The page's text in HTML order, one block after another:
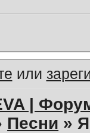
или
|
Песни »